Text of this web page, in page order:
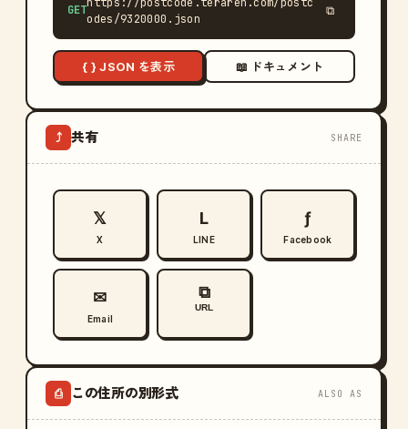
GET
odes/9320000.json
⧉
{ } JSON を表示 📖 ドキュメント
⤴ 共有 SHARE
𝕏
X
L
LINE
ƒ
Facebook
✉
Email
⧉
URL
⎙ この住所の別形式 ALSO AS